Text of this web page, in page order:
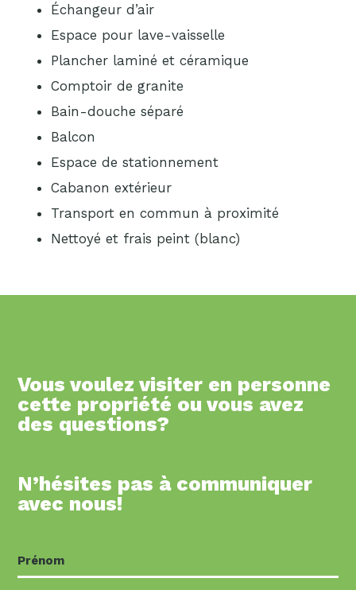
Échangeur d’air
Espace pour lave-vaisselle
Plancher laminé et céramique
Comptoir de granite
Bain-douche séparé
Balcon
Espace de stationnement
Cabanon extérieur
Transport en commun à proximité
Nettoyé et frais peint (blanc)
Vous voulez visiter en personne
cette propriété ou vous avez
des questions?
N’hésites pas à communiquer
avec nous!